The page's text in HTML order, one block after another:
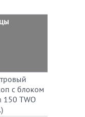
с блоком
150 TWO